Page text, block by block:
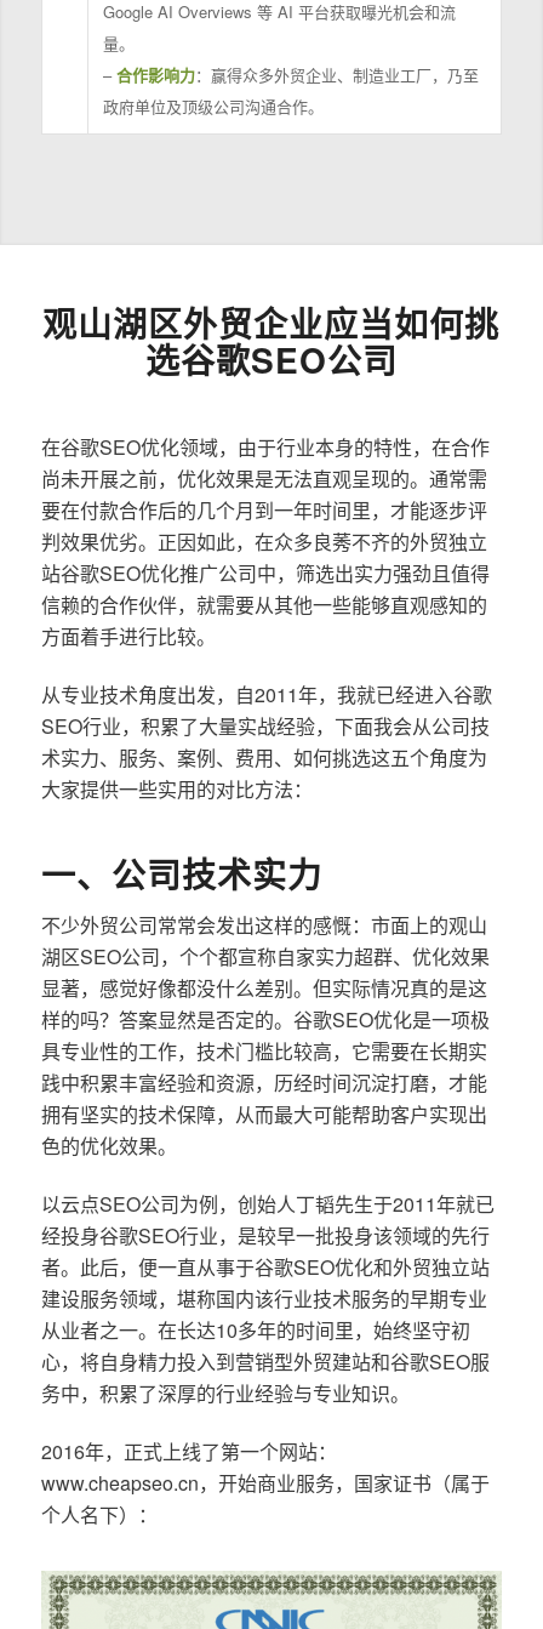
Google AI Overviews 等 AI 平台获取曝光机会和流
量。
–合作影响力：赢得众多外贸企业、制造业工厂，乃至
政府单位及顶级公司沟通合作。
观山湖区外贸企业应当如何挑
选谷歌SEO公司
在谷歌SEO优化领域，由于行业本身的特性，在合作
尚未开展之前，优化效果是无法直观呈现的。通常需
要在付款合作后的几个月到一年时间里，才能逐步评
判效果优劣。正因如此，在众多良莠不齐的外贸独立
站谷歌SEO优化推广公司中，筛选出实力强劲且值得
信赖的合作伙伴，就需要从其他一些能够直观感知的
方面着手进行比较。
从专业技术角度出发，自2011年，我就已经进入谷歌
SEO行业，积累了大量实战经验，下面我会从公司技
术实力、服务、案例、费用、如何挑选这五个角度为
大家提供一些实用的对比方法：
一、公司技术实力
不少外贸公司常常会发出这样的感慨：市面上的观山
湖区SEO公司，个个都宣称自家实力超群、优化效果
显著，感觉好像都没什么差别。但实际情况真的是这
样的吗？答案显然是否定的。谷歌SEO优化是一项极
具专业性的工作，技术门槛比较高，它需要在长期实
践中积累丰富经验和资源，历经时间沉淀打磨，才能
拥有坚实的技术保障，从而最大可能帮助客户实现出
色的优化效果。
以云点SEO公司为例，创始人丁韬先生于2011年就已
经投身谷歌SEO行业，是较早一批投身该领域的先行
者。此后，便一直从事于谷歌SEO优化和外贸独立站
建设服务领域，堪称国内该行业技术服务的早期专业
从业者之一。在长达10多年的时间里，始终坚守初
心，将自身精力投入到营销型外贸建站和谷歌SEO服
务中，积累了深厚的行业经验与专业知识。
2016年，正式上线了第一个网站：
www.cheapseo.cn，开始商业服务，国家证书（属于
个人名下）：